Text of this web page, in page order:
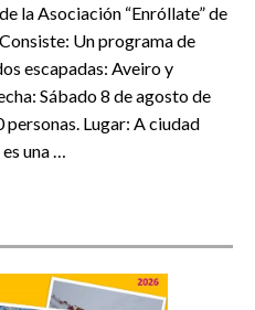
la Asociación “Enróllate” de
Un programa de
escapadas: Aveiro y
Sábado 8 de agosto de
Lugar: A ciudad
una …